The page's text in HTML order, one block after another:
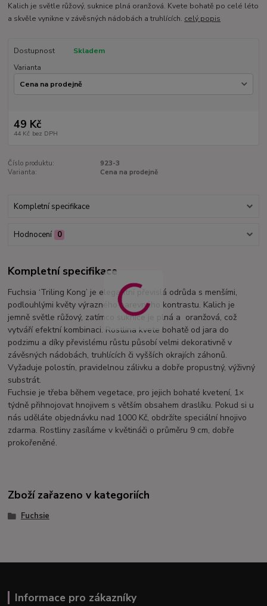
Kalich je světle růžový, suknice plná oranžová. Kvete bohatě po celé léto
a skvěle vynikne v závěsných nádobách a truhlících. celý popis
Dostupnost
Skladem
Varianta
49 Kč
44 Kč bez DPH
Číslo produktu:
923-3
Varianta:
Cena na prodejně
Kompletní specifikace
Hodnocení 0
Kompletní specifikace
Fuchsia ‘Triling Kong’ je elegantní převislá odrůda s menšími,
podlouhlými květy výrazného barevného kontrastu. Kalich je
jemně světle růžový, zatímco suknice je plná a oranžová, což
vytváří efektní kombinaci. Rostlina kvete bohatě od jara do
podzimu a díky převislému růstu působí velmi dekorativně v
závěsných nádobách, truhlících či vyšších okrajích záhonů.
Vyžaduje polostín, pravidelnou zálivku a dobře propustný, výživný
substrát.
Fuchsie je třeba během vegetace, pro jejich bohaté kvetení, 1×
týdně přihnojovat hnojivem s větším obsahem draslíku. Pokud si u
nás uděláte objednávku nad 1000 Kč, obdržíte speciální hnojivo
zdarma. Rostliny zasíláme v květináči o průměru 9 cm, dobře
prokořeněné.
Zboží zařazeno v kategoriích
Fuchsie
Informace pro zákazníky